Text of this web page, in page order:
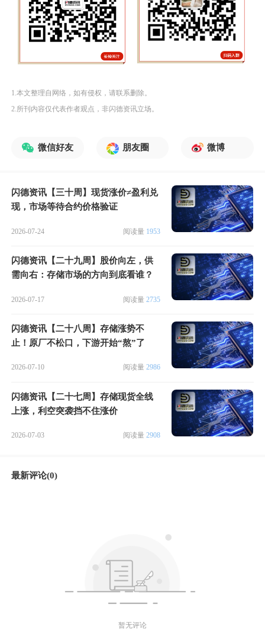
1.本文整理自网络，如有侵权，请联系删除。
2.所刊内容仅代表作者观点，非闪德资讯立场。
微信好友 朋友圈 微博
闪德资讯【三十周】现货涨价≠盈利兑
现，市场等待合约价格验证
2026-07-24 阅读量 1953
闪德资讯【二十九周】股价向左，供
需向右：存储市场的方向到底看谁？
2026-07-17 阅读量 2735
闪德资讯【二十八周】存储涨势不
止！原厂不松口，下游开始“熬”了
2026-07-10 阅读量 2986
闪德资讯【二十七周】存储现货全线
上涨，利空突袭挡不住涨价
2026-07-03 阅读量 2908
最新评论(0)
暂无评论